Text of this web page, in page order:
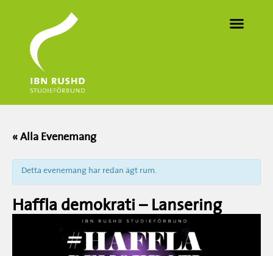
« Alla Evenemang
Detta evenemang har redan ägt rum.
Haffla demokrati – Lansering